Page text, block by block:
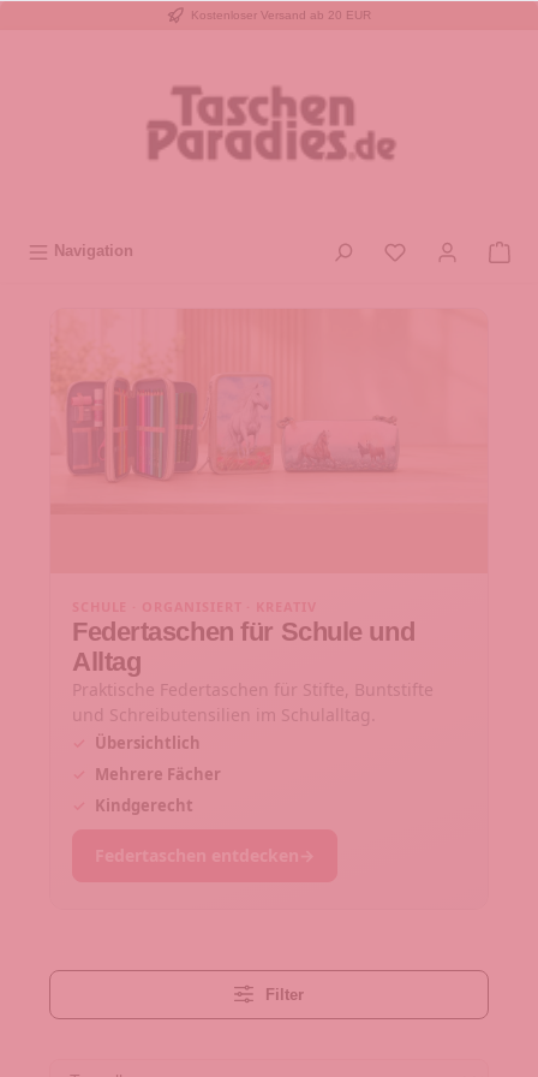
Kostenloser Versand ab 20 EUR
Navigation
Federtaschen für Schule und
Alltag
Praktische Federtaschen für Stifte, Buntstifte
und Schreibutensilien im Schulalltag.
Übersichtlich
Mehrere Fächer
Kindgerecht
Filter